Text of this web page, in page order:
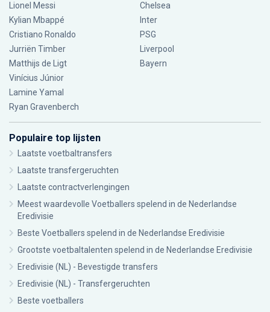
Lionel Messi
Kylian Mbappé
Cristiano Ronaldo
Jurriën Timber
Matthijs de Ligt
Vinícius Júnior
Lamine Yamal
Ryan Gravenberch
Chelsea
Inter
PSG
Liverpool
Bayern
Populaire top lijsten
Laatste voetbaltransfers
Laatste transfergeruchten
Laatste contractverlengingen
Meest waardevolle Voetballers spelend in de Nederlandse
Eredivisie
Beste Voetballers spelend in de Nederlandse Eredivisie
Grootste voetbaltalenten spelend in de Nederlandse Eredivisie
Eredivisie (NL) - Bevestigde transfers
Eredivisie (NL) - Transfergeruchten
Beste voetballers